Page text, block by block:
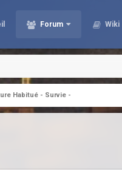
Forum Wiki
Habitué - Survie -